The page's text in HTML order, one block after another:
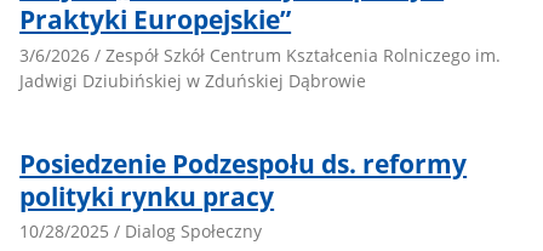
Praktyki Europejskie”
3/6/2026 / Zespół Szkół Centrum Kształcenia Rolniczego im.
Jadwigi Dziubińskiej w Zduńskiej Dąbrowie
Posiedzenie Podzespołu ds. reformy
polityki rynku pracy
10/28/2025 / Dialog Społeczny